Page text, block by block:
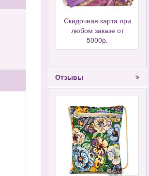
Скидочная карта при
любом заказе от
5000р.
Отзывы